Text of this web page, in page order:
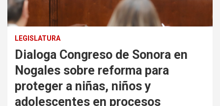
LEGISLATURA
Dialoga Congreso de Sonora en
Nogales sobre reforma para
proteger a niñas, niños y
adolescentes en procesos